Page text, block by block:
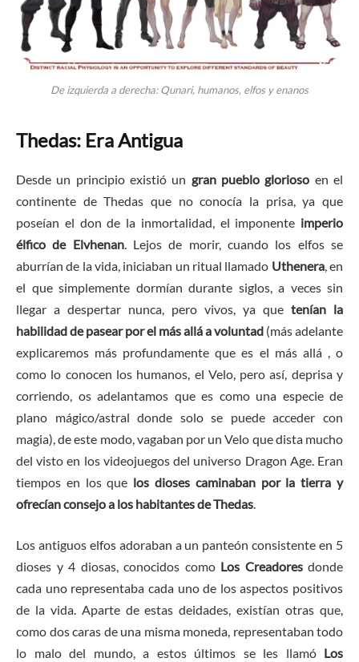
De izquierda a derecha: Qunari, humanos, elfos y enanos
Thedas: Era Antigua
Desde un principio existió un gran pueblo glorioso en el
continente de Thedas que no conocía la prisa, ya que
poseían el don de la inmortalidad, el imponente imperio
élfico de Elvhenan. Lejos de morir, cuando los elfos se
aburrían de la vida, iniciaban un ritual llamado Uthenera, en
el que simplemente dormían durante siglos, a veces sin
llegar a despertar nunca, pero vivos, ya que tenían la
habilidad de pasear por el más allá a voluntad (más adelante
explicaremos más profundamente que es el más allá , o
como lo conocen los humanos, el Velo, pero así, deprisa y
corriendo, os adelantamos que es como una especie de
plano mágico/astral donde solo se puede acceder con
magia), de este modo, vagaban por un Velo que dista mucho
del visto en los videojuegos del universo Dragon Age. Eran
tiempos en los que los dioses caminaban por la tierra y
ofrecían consejo a los habitantes de Thedas
Los antiguos elfos adoraban a un panteón consistente en 5
dioses y 4 diosas, conocidos como Los Creadoresdonde
cada uno representaba cada uno de los aspectos positivos
de la vida. Aparte de estas deidades, existían otras que,
como dos caras de una misma moneda, representaban todo
lo malo del mundo, a estos últimos se les llamó Los